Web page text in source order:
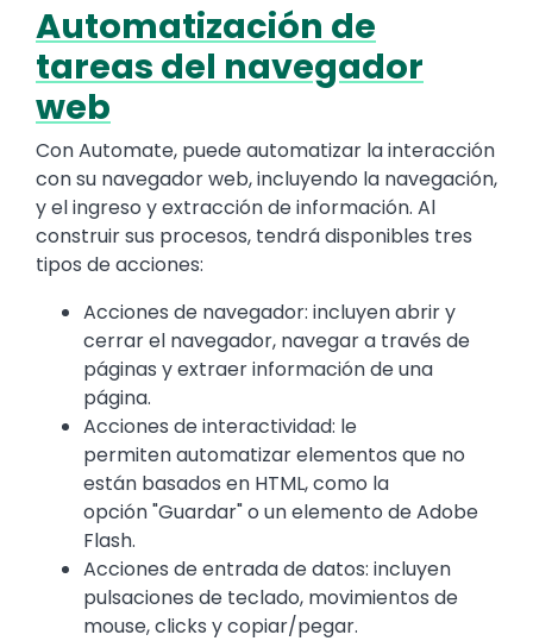
Text
Automatización de
tareas del navegador
web
Con Automate, puede automatizar la interacción
con su navegador web, incluyendo la navegación,
y el ingreso y extracción de información. Al
construir sus procesos, tendrá disponibles tres
tipos de acciones:
Acciones de navegador: incluyen abrir y
cerrar el navegador, navegar a través de
páginas y extraer información de una
página.
Acciones de interactividad: le
permiten automatizar elementos que no
están basados en HTML, como la
opción "Guardar" o un elemento de Adobe
Flash.
Acciones de entrada de datos: incluyen
pulsaciones de teclado, movimientos de
mouse, clicks y copiar/pegar.